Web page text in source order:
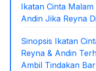
Ikatan Cinta
Andin Jika Reyna
Sinopsis Ikatan
Reyna & Andin
Ambil Tindakan